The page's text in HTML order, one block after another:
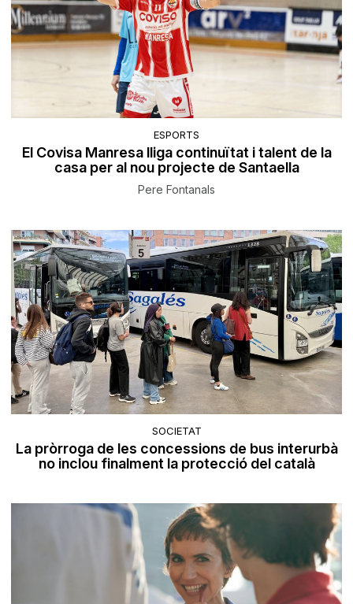
ESPORTS
El Covisa Manresa lliga continuïtat i talent de la
casa per al nou projecte de Santaella
Pere Fontanals
SOCIETAT
La pròrroga de les concessions de bus interurbà
no inclou finalment la protecció del català